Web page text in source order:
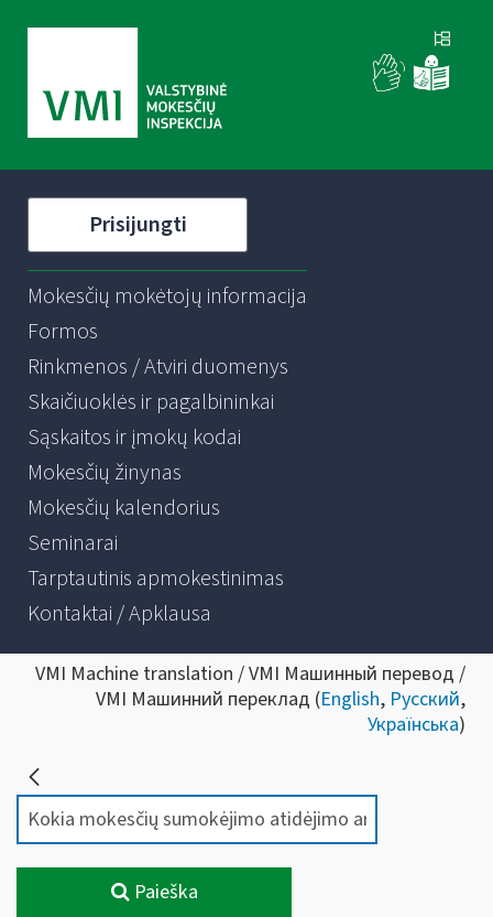
Prisijungti
Mokesčių mokėtojų informacija
Formos
Rinkmenos / Atviri duomenys
Skaičiuoklės ir pagalbininkai
Sąskaitos ir įmokų kodai
Mokesčių žinynas
Mokesčių kalendorius
Seminarai
Tarptautinis apmokestinimas
Kontaktai / Apklausa
VMI Machine translation / VMI Машинный перевод /
VMI Машинний переклад (English, Русский,
Українська)
Paieška